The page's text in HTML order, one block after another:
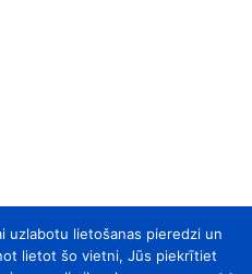
uzlabotu lietošanas pieredzi un
lietot šo vietni, Jūs piekrītiet